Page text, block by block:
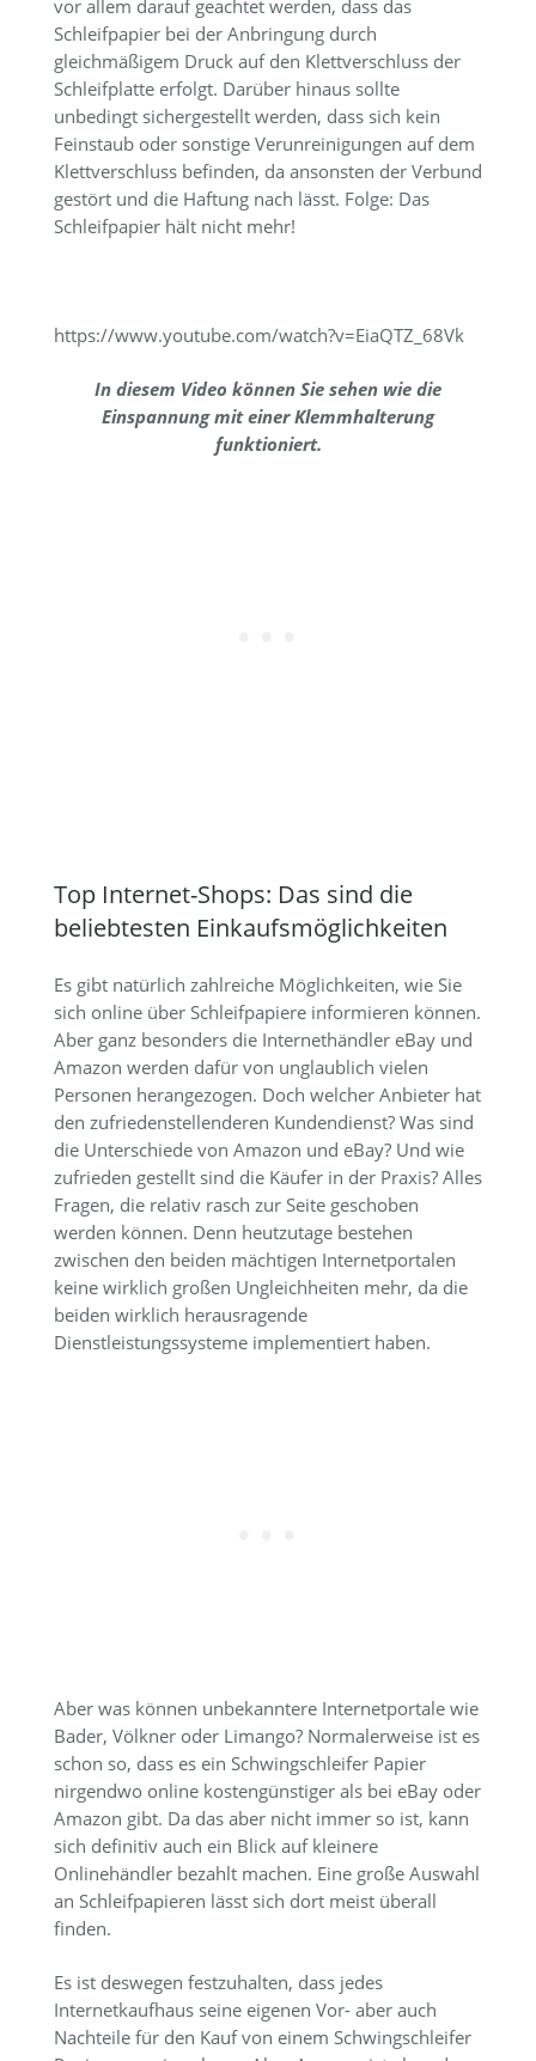
vor allem darauf geachtet werden, dass das
Schleifpapier bei der Anbringung durch
gleichmäßigem Druck auf den Klettverschluss der
Schleifplatte erfolgt. Darüber hinaus sollte
unbedingt sichergestellt werden, dass sich kein
Feinstaub oder sonstige Verunreinigungen auf dem
Klettverschluss befinden, da ansonsten der Verbund
gestört und die Haftung nach lässt. Folge: Das
Schleifpapier hält nicht mehr!
https://www.youtube.com/watch?v=EiaQTZ_68Vk
In diesem Video können Sie sehen wie die
Einspannung mit einer Klemmhalterung
funktioniert.
Top Internet-Shops: Das sind die
beliebtesten Einkaufsmöglichkeiten
Es gibt natürlich zahlreiche Möglichkeiten, wie Sie
sich online über Schleifpapiere informieren können.
Aber ganz besonders die Internethändler eBay und
Amazon werden dafür von unglaublich vielen
Personen herangezogen. Doch welcher Anbieter hat
den zufriedenstellenderen Kundendienst? Was sind
die Unterschiede von Amazon und eBay? Und wie
zufrieden gestellt sind die Käufer in der Praxis? Alles
Fragen, die relativ rasch zur Seite geschoben
werden können. Denn heutzutage bestehen
zwischen den beiden mächtigen Internetportalen
keine wirklich großen Ungleichheiten mehr, da die
beiden wirklich herausragende
Dienstleistungssysteme implementiert haben.
Aber was können unbekanntere Internetportale wie
Bader, Völkner oder Limango? Normalerweise ist es
schon so, dass es ein Schwingschleifer Papier
nirgendwo online kostengünstiger als bei eBay oder
Amazon gibt. Da das aber nicht immer so ist, kann
sich definitiv auch ein Blick auf kleinere
Onlinehändler bezahlt machen. Eine große Auswahl
an Schleifpapieren lässt sich dort meist überall
finden.
Es ist deswegen festzuhalten, dass jedes
Internetkaufhaus seine eigenen Vor- aber auch
Nachteile für den Kauf von einem Schwingschleifer